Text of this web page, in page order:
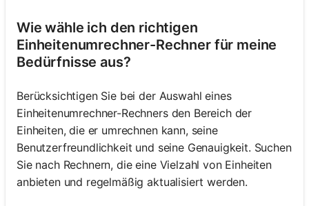
Wie wähle ich den richtigen
Einheitenumrechner-Rechner für meine
Bedürfnisse aus?
Berücksichtigen Sie bei der Auswahl eines
Einheitenumrechner-Rechners den Bereich der
Einheiten, die er umrechnen kann, seine
Benutzerfreundlichkeit und seine Genauigkeit. Suchen
Sie nach Rechnern, die eine Vielzahl von Einheiten
anbieten und regelmäßig aktualisiert werden.